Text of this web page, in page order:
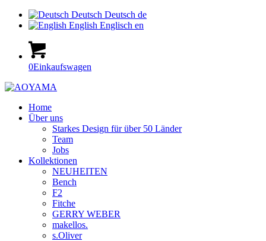
Deutsch Deutsch de
English Englisch en
0Einkaufswagen
Home
Über uns
Starkes Design für über 50 Länder
Team
Jobs
Kollektionen
NEUHEITEN
Bench
F2
Fitche
GERRY WEBER
makellos.
s.Oliver